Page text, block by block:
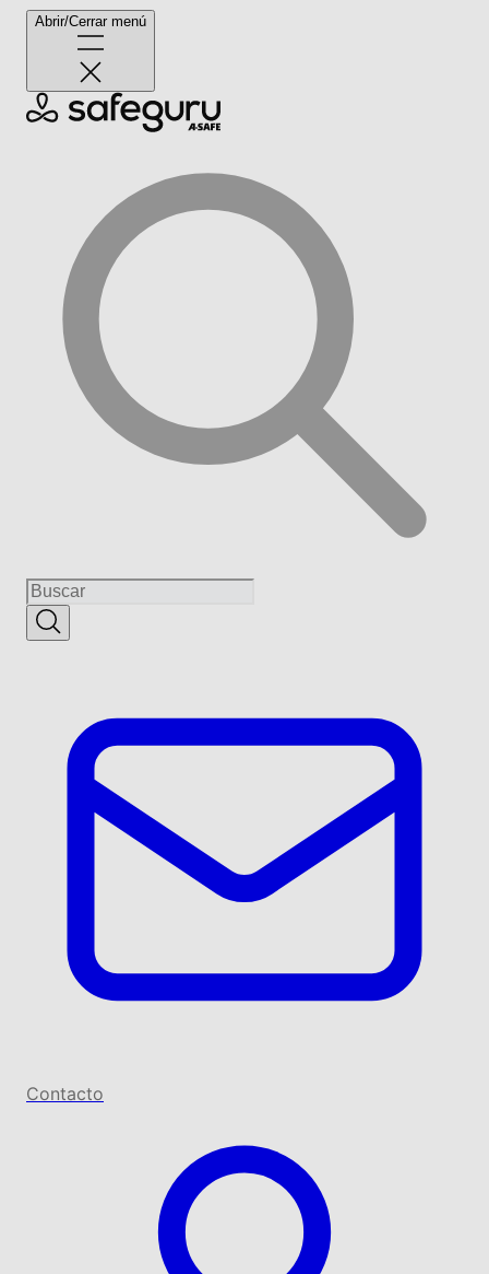
Abrir/Cerrar menú
Contacto